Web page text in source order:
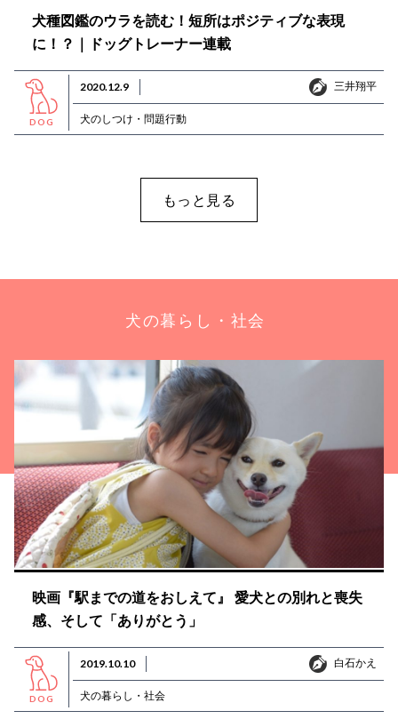
犬種図鑑のウラを読む！短所はポジティブな表現
に！？｜ドッグトレーナー連載
DOG
2020.12.9 三井翔平
三井翔平
犬のしつけ・問題行動
もっと見る
犬の暮らし・社会
映画『駅までの道をおしえて』 愛犬との別れと喪失
感、そして「ありがとう」
DOG
2019.10.10 白石かえ
白石かえ
犬の暮らし・社会